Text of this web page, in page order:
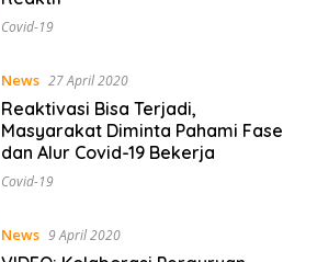
Covid-19
News 27 April 2020
Reaktivasi Bisa Terjadi,
Masyarakat Diminta Pahami Fase
dan Alur Covid-19 Bekerja
Covid-19
News 9 April 2020